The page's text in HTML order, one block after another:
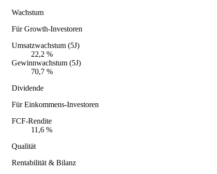
Wachstum
Für Growth-Investoren
Umsatzwachstum (5J)
22,2 %
Gewinnwachstum (5J)
70,7 %
Dividende
Für Einkommens-Investoren
FCF-Rendite
11,6 %
Qualität
Rentabilität & Bilanz